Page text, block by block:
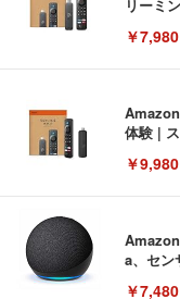
リーミ
￥7,980
体験 |
￥9,980
a、セン
￥7,480